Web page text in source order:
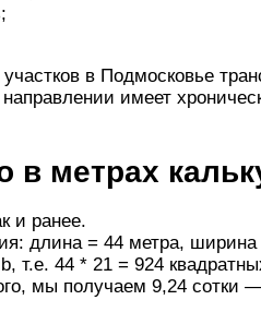
в Подмосковье
имеет
в метрах
и ранее.
длина = 44 метра, ширина
44 * 21 = 924
мы получаем 9,24 сотки